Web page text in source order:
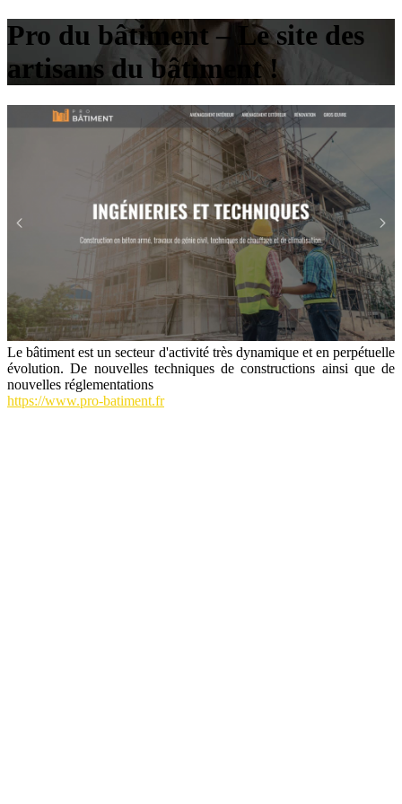
Pro du bâtiment – Le site des
artisans du bâtiment !
Le bâtiment est un secteur d'activité très dynamique et en perpétuelle
évolution. De nouvelles techniques de constructions ainsi que de
nouvelles réglementations
https://www.pro-batiment.fr